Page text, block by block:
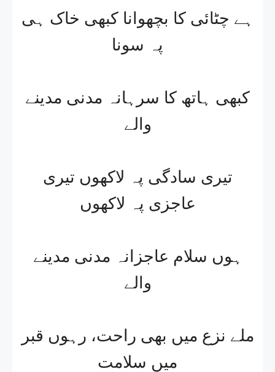
ہے چٹائی کا بچھوانا کبھی خاک ہی
پہ سونا
کبھی ہاتھ کا سرہانہ مدنی مدینے
والے
تیری سادگی پہ لاکھوں تیری
عاجزی پہ لاکھوں
ہوں سلام عاجزانہ مدنی مدینے
والے
ملے نزع میں بھی راحت، رہوں قبر
میں سلامت